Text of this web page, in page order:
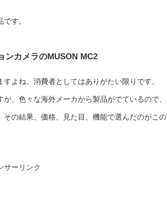
す。
ンカメラのMUSON MC2
よね。消費者としてはありがたい限りです。
、色々な海外メーカから製品がでているので、
の結果、価格、見た目、機能で選んだのがこの
サーリンク